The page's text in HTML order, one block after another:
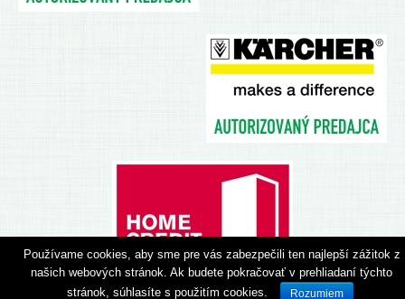
Web byDUMAS
Používame cookies, aby sme pre vás zabezpečili ten najlepší zážitok z
našich webových stránok. Ak budete pokračovať v prehliadaní týchto
stránok, súhlasíte s použitím cookies.
Rozumiem